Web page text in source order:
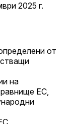
2025 г.
от
на
ЕС,